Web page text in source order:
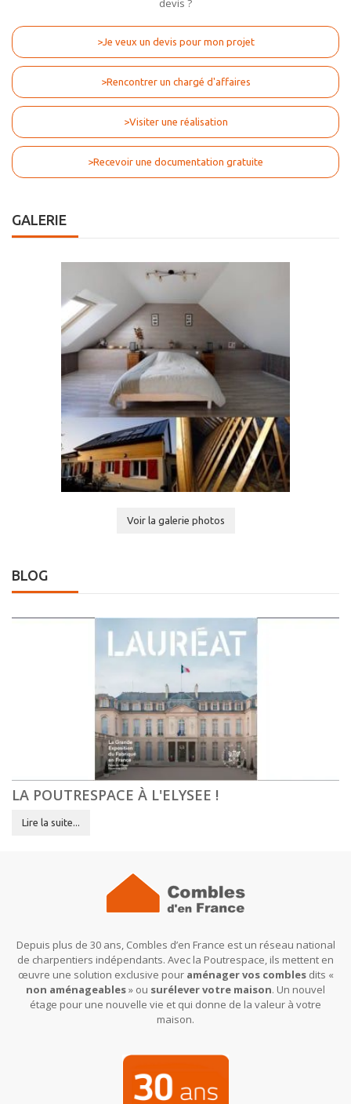
devis ?
>Je veux un devis pour mon projet
>Rencontrer un chargé d'affaires
>Visiter une réalisation
>Recevoir une documentation gratuite
GALERIE
Voir la galerie photos
BLOG
LA POUTRESPACE À L'ELYSEE !
Lire la suite...
Depuis plus de 30 ans, Combles d’en France est un réseau national
de charpentiers indépendants. Avec la Poutrespace, ils mettent en
œuvre une solution exclusive pour aménager vos comblesdits «
non aménageables» ou surélever votre maison. Un nouvel
étage pour une nouvelle vie et qui donne de la valeur à votre
maison.